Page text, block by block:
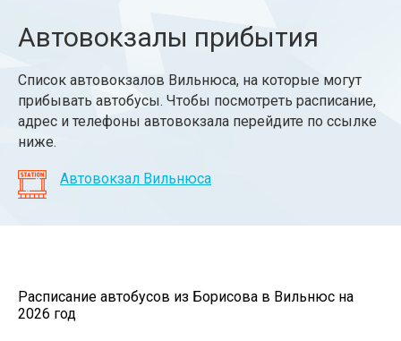
Автовокзалы прибытия
Список автовокзалов Вильнюса, на которые могут
прибывать автобусы. Чтобы посмотреть расписание,
адрес и телефоны автовокзала перейдите по ссылке
ниже.
Автовокзал Вильнюса
Расписание автобусов из Борисова в Вильнюс на
2026 год